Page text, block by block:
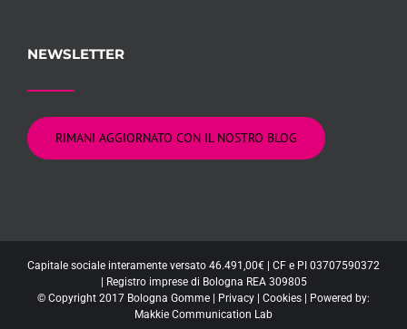
NEWSLETTER
RIMANI AGGIORNATO CON IL NOSTRO BLOG
Capitale sociale interamente versato 46.491,00€ | CF e PI 03707590372
| Registro imprese di Bologna REA 309805
© Copyright 2017 Bologna Gomme | Privacy | Cookies | Powered by:
Makkie Communication Lab